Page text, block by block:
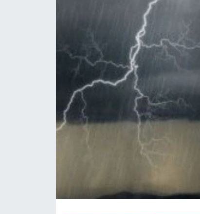
Bi̇li̇m & Teknoloji̇